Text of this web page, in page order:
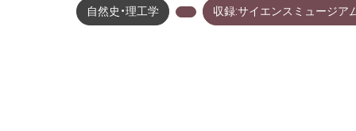
自然史・理工学 収録:サイエンスミュージア